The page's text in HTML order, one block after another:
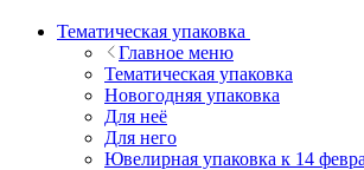
Тематическая упаковка
Главное меню
Тематическая упаковка
Новогодняя упаковка
Для неё
Для него
Ювелирная упаковка к 14